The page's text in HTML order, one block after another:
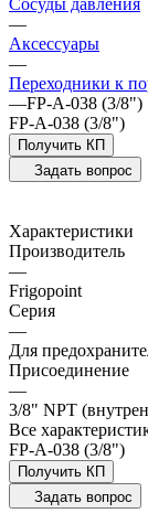
—
Аксессуары
—
Переходники к
—FP-A-038 (3/8")
FP-A-038 (3/8")
Получить КП
Задать вопрос
Характеристики
Производитель
—
Frigopoint
Серия
—
Для
Присоединение
—
3/8" NPT
Все
FP-A-038 (3/8")
Получить КП
Задать вопрос